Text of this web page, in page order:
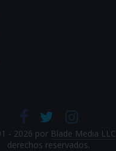
- 2026 por Blade Media LLC
derechos reservados.